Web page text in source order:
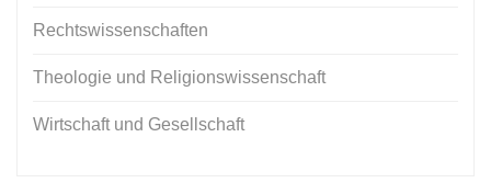
Rechtswissenschaften
Theologie und Religionswissenschaft
Wirtschaft und Gesellschaft